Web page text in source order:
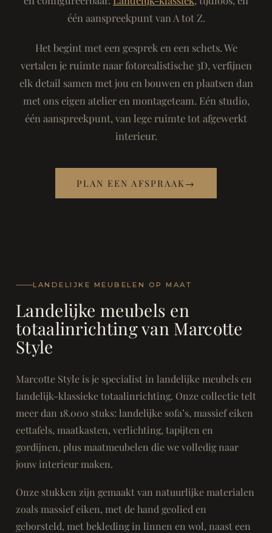
één aanspreekpunt van A tot Z.
Het begint met een gesprek en een schets. We
vertalen je ruimte naar fotorealistische 3D, verfijnen
elk detail samen met jou en bouwen en plaatsen dan
met ons eigen atelier en montageteam. Eén studio,
één aanspreekpunt, van lege ruimte tot afgewerkt
interieur.
PLAN EEN AFSPRAAK →
LANDELIJKE MEUBELEN OP MAAT
Landelijke meubels en
totaalinrichting van Marcotte
Style
Marcotte Style is je specialist in landelijke meubels en
landelijk-klassieke totaalinrichting. Onze collectie telt
meer dan 18.000 stuks: landelijke sofa’s, massief eiken
eettafels, maatkasten, verlichting, tapijten en
gordijnen, plus maatmeubelen die we volledig naar
jouw interieur maken.
Onze stukken zijn gemaakt van natuurlijke materialen
zoals massief eiken, met de hand geolied en
geborsteld, met bekleding in linnen en wol, naast een